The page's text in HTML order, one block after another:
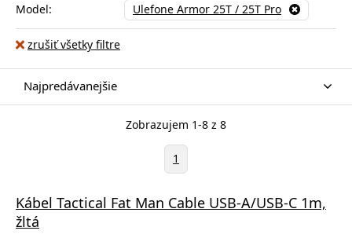
Model: Ulefone Armor 25T / 25T Pro
zrušiť všetky filtre
Najpredávanejšie
Zobrazujem 1-8 z 8
1
Kábel Tactical Fat Man Cable USB-A/USB-C 1m,
žltá